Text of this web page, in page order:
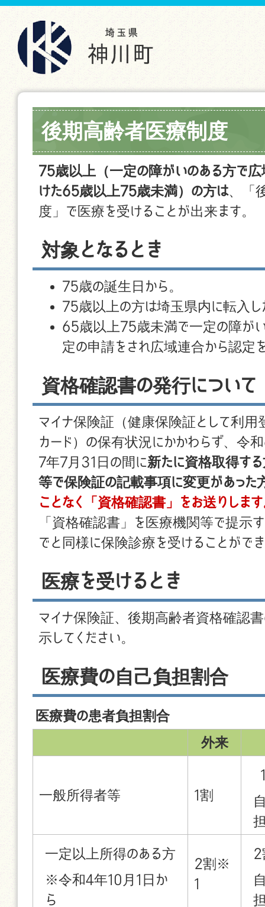
後期高齢者医療制度
75歳以上（一定の障がいのある方で
けた65歳以上75歳未満）の方は、「
度」で医療を受けることが出来ます。
対象となるとき
75歳の誕生日から。
75歳以上の方は埼玉県内に転入し
65歳以上75歳未満で一定の障が
定の申請をされ広域連合から認定
資格確認書の発行について
マイナ保険証（健康保険証として利用
カード）の保有状況にかかわらず、令
7年7月31日の間に新たに資格取得す
等で保険証の記載事項に変更があった
ことなく「資格確認書」をお送りしま
「資格確認書」を医療機関等で提示す
でと同様に保険診療を受けることがで
医療を受けるとき
マイナ保険証、後期高齢者資格確認書
示してください。
医療費の自己負担割合
医療費の患者負担割合
外来
一般所得者等 1割
一定以上所得のある方
※令和4年10月1日か
ら
2割※
1
2